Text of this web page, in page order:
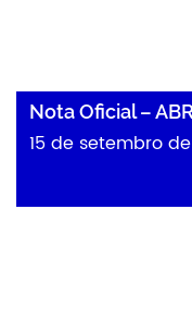
Nota Oficial –
15 de setembro